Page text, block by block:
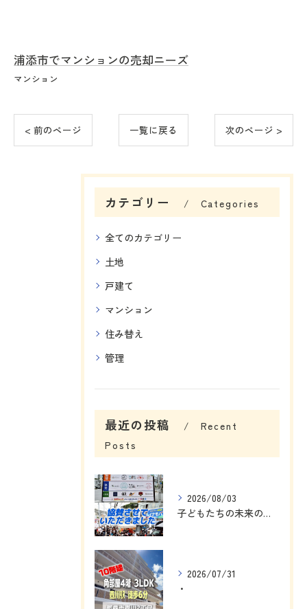
浦添市でマンションの売却ニーズ
マンション
< 前のページ 一覧に戻る 次のページ >
カテゴリー Categories
全てのカテゴリー
土地
戸建て
マンション
住み替え
管理
最近の投稿
Recent
Posts
2026/08/03
子どもたちの未来のために、私にできることを考えました☺️
2026/07/31
・